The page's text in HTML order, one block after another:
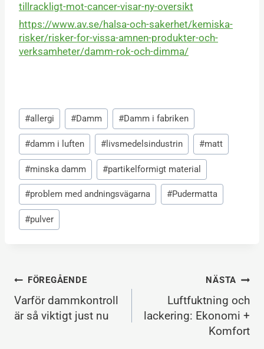
tillrackligt-mot-cancer-visar-ny-oversikt
https://www.av.se/halsa-och-sakerhet/kemiska-
risker/risker-for-vissa-amnen-produkter-och-
verksamheter/damm-rok-och-dimma/
Post
Tags:
#allergi #Damm #Damm i fabriken
#damm i luften #livsmedelsindustrin #matt
#minska damm #partikelformigt material
#problem med andningsvägarna #Pudermatta
#pulver
Inläggsnavigering
FÖREGÅENDE
Varför dammkontroll
är så viktigt just nu
NÄSTA
Luftfuktning och
lackering: Ekonomi +
Komfort